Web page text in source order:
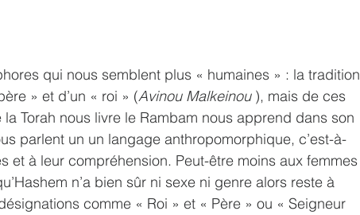
qui nous semblent plus « humaines » : la tradition
» et d’un « roi » (Avinou Malkeinou ), mais de ces
Torah nous livre le Rambam nous apprend dans son
parlent un un langage anthropomorphique, c’est-à-
et à leur compréhension. Peut-être moins aux femmes
n’a bien sûr ni sexe ni genre alors reste à
comme « Roi » et « Père » ou « Seigneur